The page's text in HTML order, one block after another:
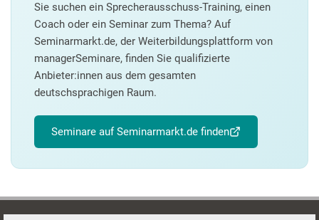
Sie suchen ein Sprecherausschuss-Training, einen
Coach oder ein Seminar zum Thema? Auf
Seminarmarkt.de, der Weiterbildungsplattform von
managerSeminare, finden Sie qualifizierte
Anbieter:innen aus dem gesamten
deutschsprachigen Raum.
Seminare auf Seminarmarkt.de finden